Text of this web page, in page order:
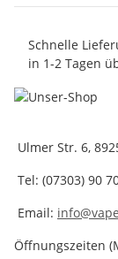
Schnelle
in 1-2 Tagen
Ulmer Str. 6,
Tel: (07303) 90
Email:
Öffnungszeiten